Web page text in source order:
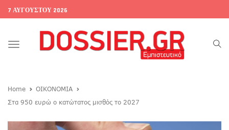
7 ΑΥΓΟΎΣΤΟΥ 2026
Toggle
Home
ΟΙΚΟΝΟΜΙΑ
Στα 950 ευρώ ο κατώτατος μισθός το 2027